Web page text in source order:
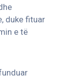
duke fituar
e të